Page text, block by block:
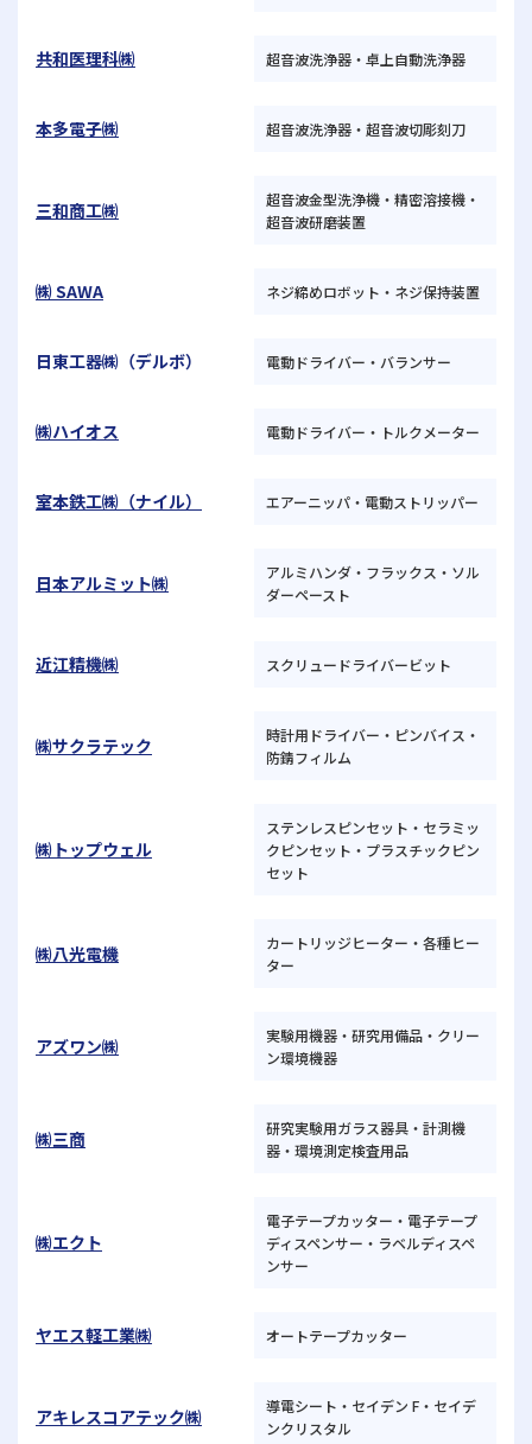
共和医理科㈱ 超音波洗浄器・卓上自動洗浄器
本多電子㈱ 超音波洗浄器・超音波切彫刻刀
三和商工㈱
超音波金型洗浄機・精密溶接機・
超音波研磨装置
㈱ SAWA ネジ締めロボット・ネジ保持装置
日東工器㈱（デルボ） 電動ドライバー・バランサー
㈱ハイオス 電動ドライバー・トルクメーター
室本鉄工㈱（ナイル） エアーニッパ・電動ストリッパー
日本アルミット㈱
アルミハンダ・フラックス・ソル
ダーペースト
近江精機㈱ スクリュードライバービット
㈱サクラテック
時計用ドライバー・ピンバイス・
防錆フィルム
㈱トップウェル
ステンレスピンセット・セラミッ
クピンセット・プラスチックピン
セット
㈱八光電機
カートリッジヒーター・各種ヒー
ター
アズワン㈱
実験用機器・研究用備品・クリー
ン環境機器
㈱三商
研究実験用ガラス器具・計測機
器・環境測定検査用品
㈱エクト
電子テープカッター・電子テープ
ディスペンサー・ラベルディスペ
ンサー
ヤエス軽工業㈱ オートテープカッター
アキレスコアテック㈱
導電シート・セイデン F・セイデ
ンクリスタル